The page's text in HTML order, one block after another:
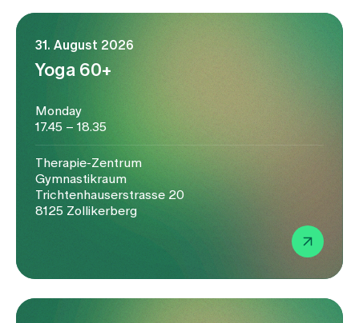
31. August 2026
Yoga 60+
Monday
17.45 – 18.35
Therapie-Zentrum
Gymnastikraum
Trichtenhauserstrasse 20
8125 Zollikerberg